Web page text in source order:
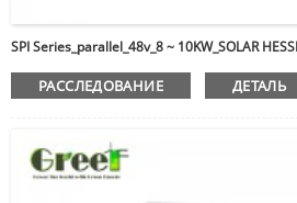
SPI Series_parallel_48v_8 ~ 10KW_SOLAR
РАССЛЕДОВАНИЕ ДЕТАЛЬ